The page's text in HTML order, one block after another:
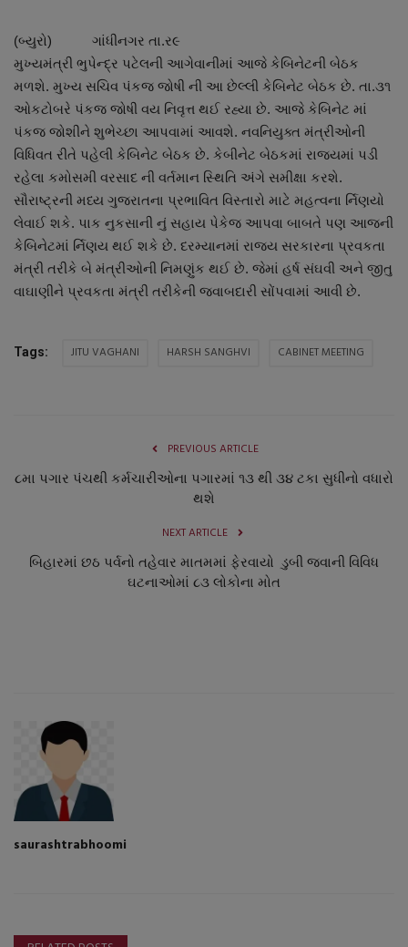
Contact
Dipotsav Special
આંતરરાષ્ટ્રીય
રાષ્ટ્રીય
ગુજરાત
જુનાગઢ
સ્થાનિક સમાચાર
રાશિફળ
(બ્યુરો) ગાંધીનગર તા.ર૯
મુખ્યમંત્રી ભુપેન્દ્ર પટેલની આગેવાનીમાં આજે કેબિનેટની બેઠક
મળશે. મુખ્ય સચિવ પંકજ જોષી ની આ છેલ્લી કેબિનેટ બેઠક છે. તા.૩૧
ઓકટોબરે પંકજ જોષી વય નિવૃત્ત થઈ રહ્યા છે. આજે કેબિનેટ માં
પંકજ જોશીને શુભેચ્છા આપવામાં આવશે. નવનિયુક્ત મંત્રીઓની
વિધિવત રીતે પહેલી કેબિનેટ બેઠક છે. કેબીનેટ બેઠકમાં રાજ્યમાં પડી
રહેલા કમોસમી વરસાદ ની વર્તમાન સ્થિતિ અંગે સમીક્ષા કરશે.
સૌરાષ્ટ્રની મધ્ય ગુજરાતના પ્રભાવિત વિસ્તારો માટે મહત્વના ર્નિણયો
લેવાઈ શકે. પાક નુકસાની નું સહાય પેકેજ આપવા બાબતે પણ આજની
કેબિનેટમાં ર્નિણય થઈ શકે છે. દરમ્યાનમાં રાજય સરકારના પ્રવકતા
મંત્રી તરીકે બે મંત્રીઓની નિમણુંક થઈ છે. જેમાં હર્ષ સંઘવી અને જીતુ
વાઘાણીને પ્રવકતા મંત્રી તરીકેની જવાબદારી સોંપવામાં આવી છે.
Tags: JITU VAGHANI HARSH SANGHVI CABINET MEETING
PREVIOUS ARTICLE
૮મા પગાર પંચથી કર્મચારીઓના પગારમાં ૧૩ થી ૩૪ ટકા સુધીનો વધારો
થશે
NEXT ARTICLE
બિહારમાં છઠ પર્વનો તહેવાર માતમમાં ફેરવાયો ડુબી જવાની વિવિધ
ઘટનાઓમાં ૮૩ લોકોના મોત
saurashtrabhoomi